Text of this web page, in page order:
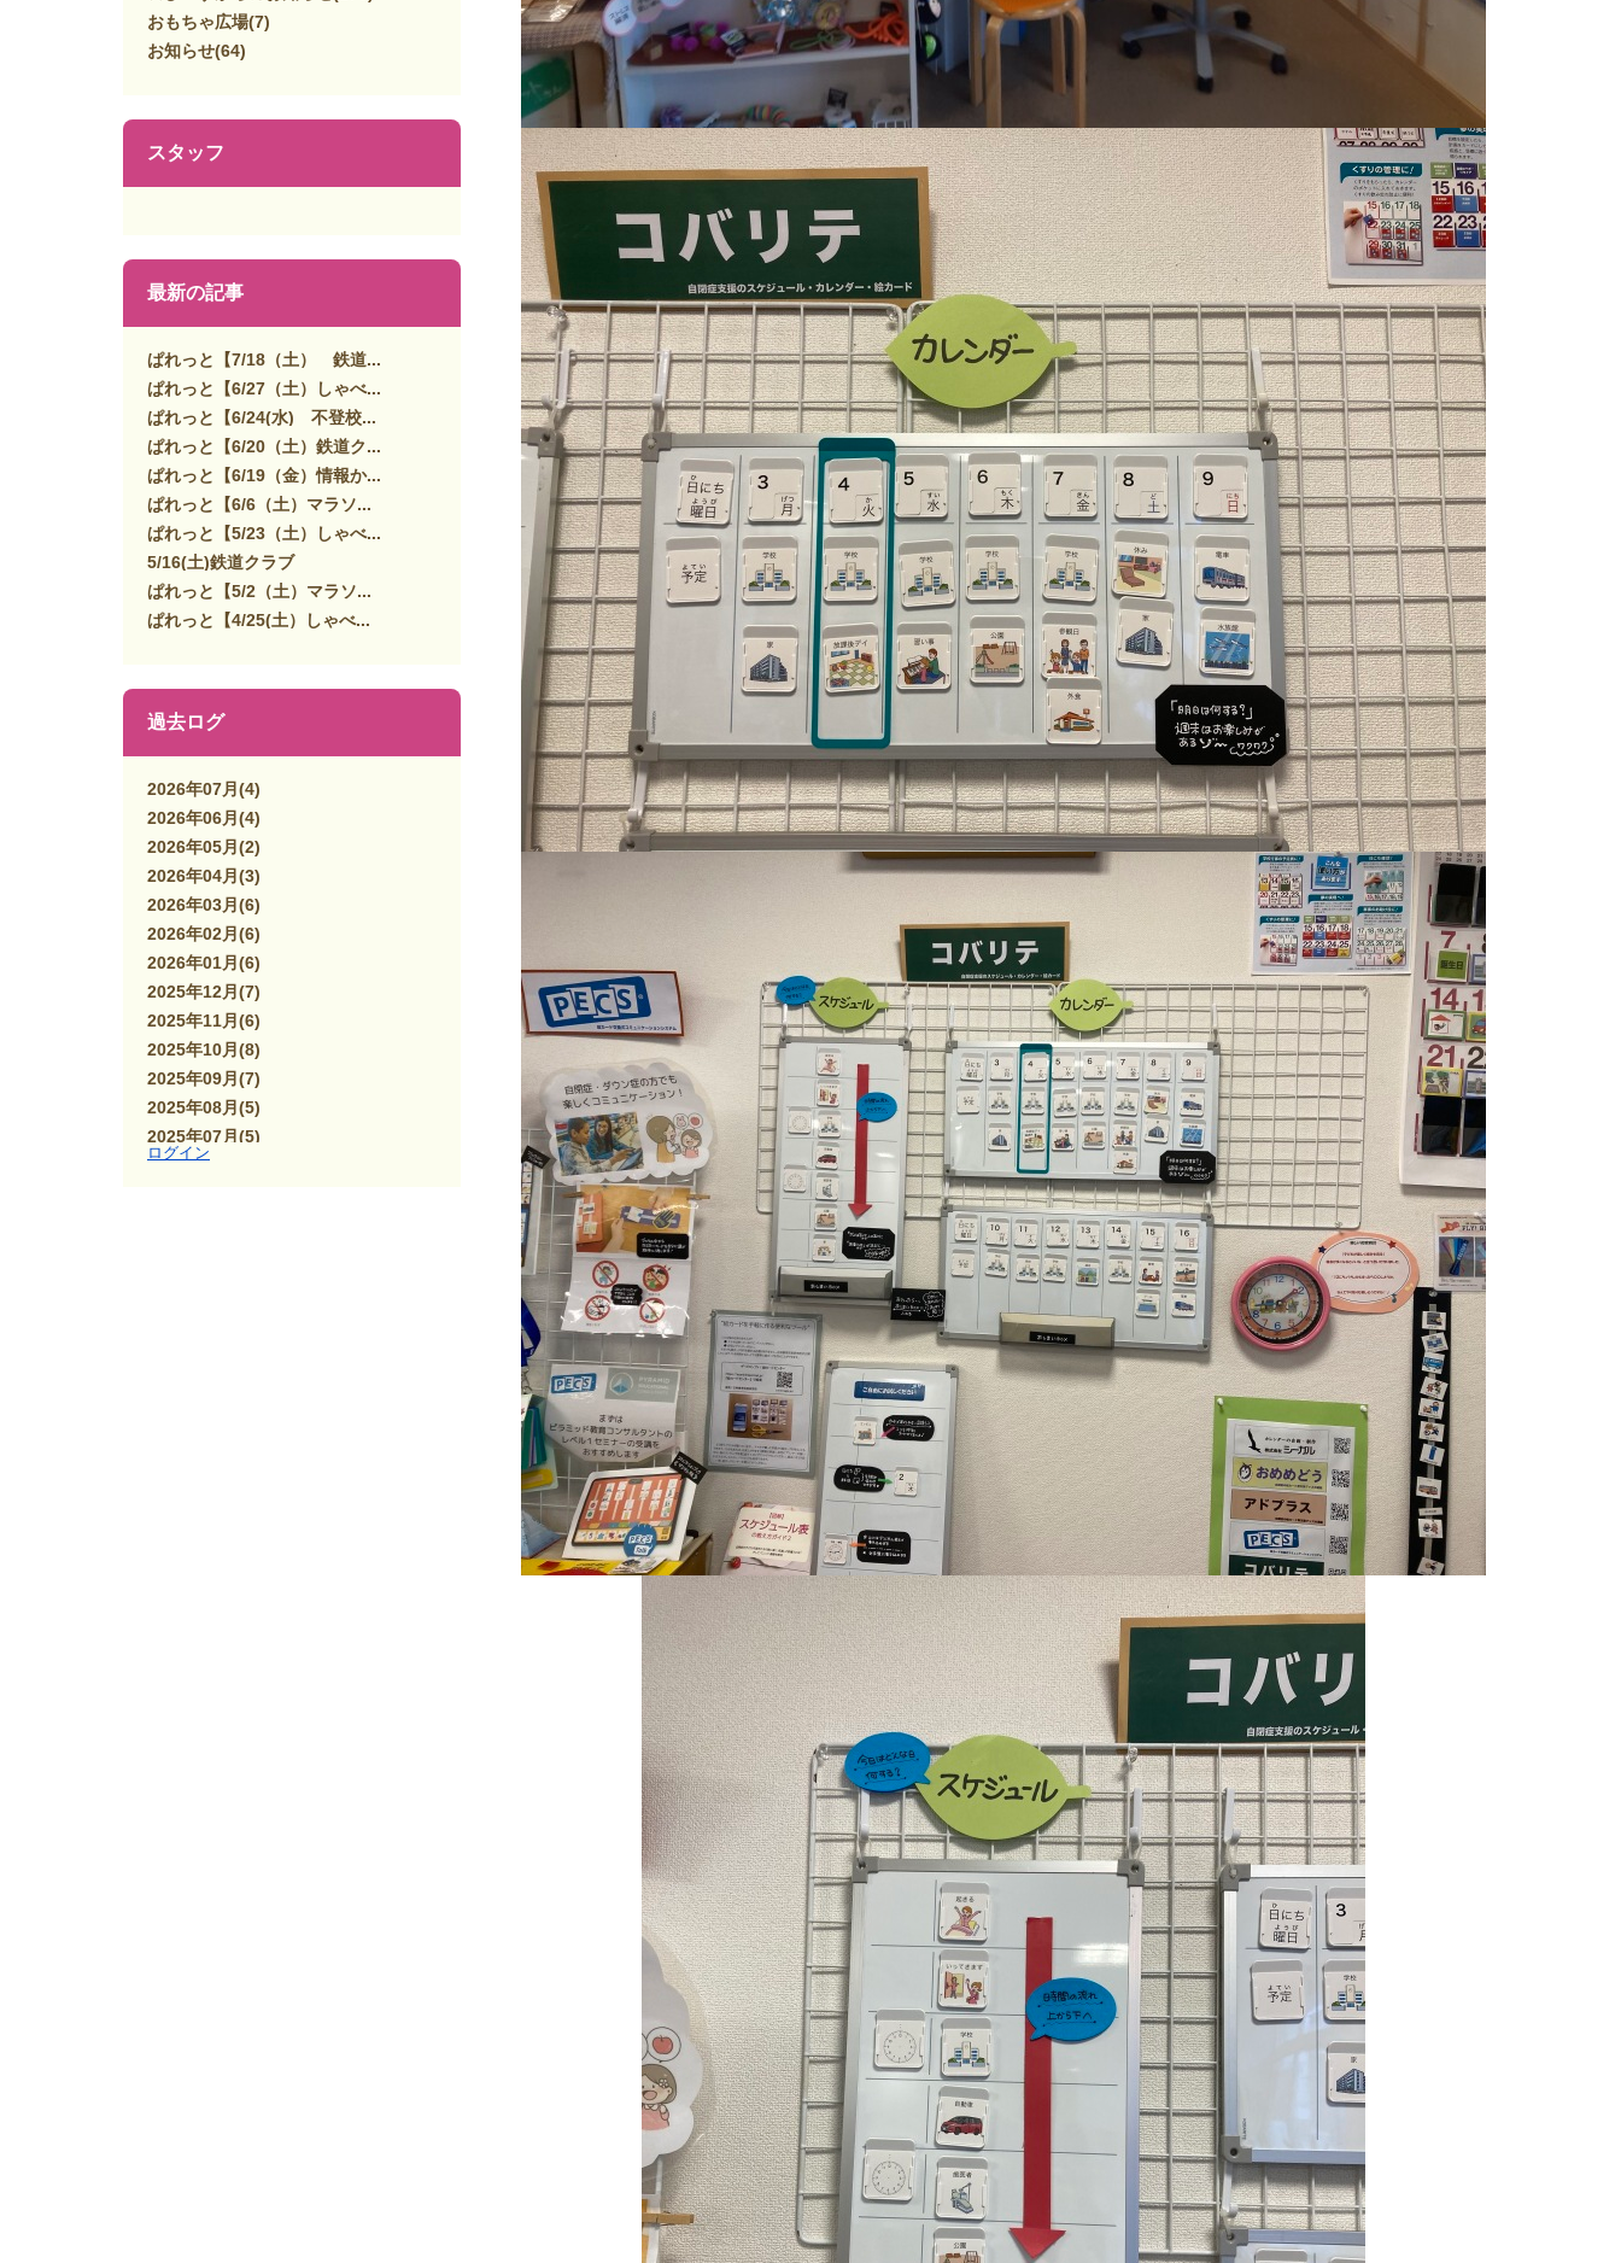
おもちゃ広場(7)
お知らせ(64)
スタッフ
最新の記事
ぱれっと【7/18（土） 鉄道...
ぱれっと【6/27（土）しゃべ...
ぱれっと【6/24(水) 不登校...
ぱれっと【6/20（土）鉄道ク...
ぱれっと【6/19（金）情報か...
ぱれっと【6/6（土）マラソ...
ぱれっと【5/23（土）しゃべ...
5/16(土)鉄道クラブ
ぱれっと【5/2（土）マラソ...
ぱれっと【4/25(土）しゃべ...
過去ログ
2026年07月 (4)
2026年06月 (4)
2026年05月 (2)
2026年04月 (3)
2026年03月 (6)
2026年02月 (6)
2026年01月 (6)
2025年12月 (7)
2025年11月 (6)
2025年10月 (8)
2025年09月 (7)
2025年08月 (5)
2025年07月 (5)
2025年06月
ログイン